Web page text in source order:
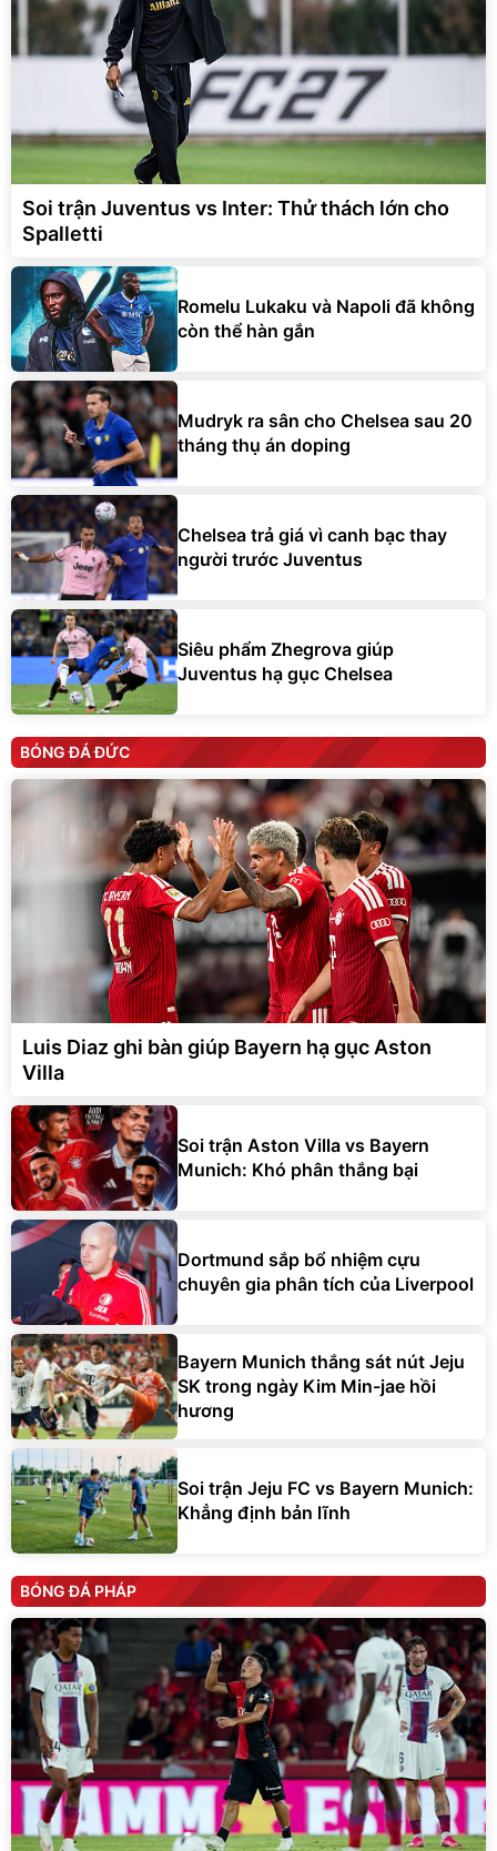
Soi trận Juventus vs Inter: Thử thách lớn cho
Spalletti
Romelu Lukaku và Napoli đã không
còn thể hàn gắn
Mudryk ra sân cho Chelsea sau 20
tháng thụ án doping
Chelsea trả giá vì canh bạc thay
người trước Juventus
Siêu phẩm Zhegrova giúp
Juventus hạ gục Chelsea
BÓNG ĐÁ ĐỨC
Luis Diaz ghi bàn giúp Bayern hạ gục Aston
Villa
Soi trận Aston Villa vs Bayern
Munich: Khó phân thắng bại
Dortmund sắp bổ nhiệm cựu
chuyên gia phân tích của Liverpool
Bayern Munich thắng sát nút Jeju
SK trong ngày Kim Min-jae hồi
hương
Soi trận Jeju FC vs Bayern Munich:
Khẳng định bản lĩnh
BÓNG ĐÁ PHÁP